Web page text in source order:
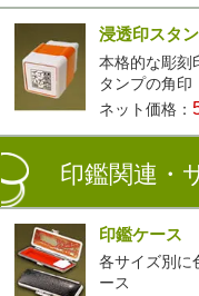
浸透印スタン
本格的な彫刻
タンプの角印
ネット価格：
印鑑関連・
印鑑ケース
各サイズ別に
ース